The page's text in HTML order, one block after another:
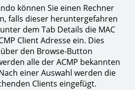
können Sie einen Rechner
falls dieser heruntergefahren
dem Tab Details die MAC
Client Adresse ein. Dies
den Browse-Button
alle der ACMP bekannten
einer Auswahl werden die
Clients eingefügt.